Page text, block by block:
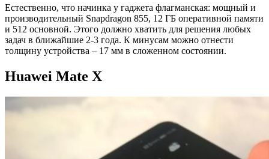
Естественно, что начинка у гаджета флагманская: мощный и
производительный Snapdragon 855, 12 ГБ оперативной памяти
и 512 основной. Этого должно хватить для решения любых
задач в ближайшие 2-3 года. К минусам можно отнести
толщину устройства – 17 мм в сложенном состоянии.
Huawei Mate X